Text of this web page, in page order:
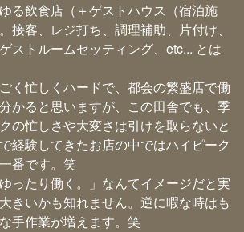
る飲食店（＋ゲストハウス（宿泊施
接客、レジ打ち、調理補助、片付け、
ストルームセッティング、etc... とは
く忙しくハードで、都会の繁盛店で働
かると思いますが、この田舎でも、季
の忙しさや大変さは引けを取らないと
経験してきたお店の中ではハイピーク
番です。笑
ったり働く。」なんてイメージだと実
きいかも知れません。逆に暇な時はも
手作業が増えます。笑